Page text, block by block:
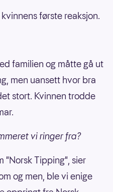
første reaksjon.
familien og måtte gå ut
men uansett hvor bra
stort. Kvinnen trodde
vi ringer fra?
"Norsk Tipping", sier
og men, ble vi enige